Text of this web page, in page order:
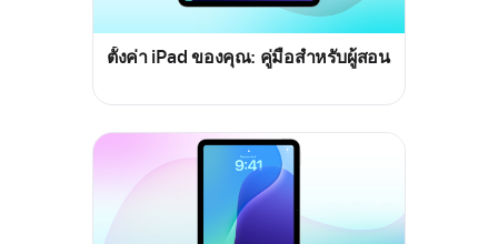
ตั้งค่า iPad ของคุณ: คู่มือสำหรับผู้สอน